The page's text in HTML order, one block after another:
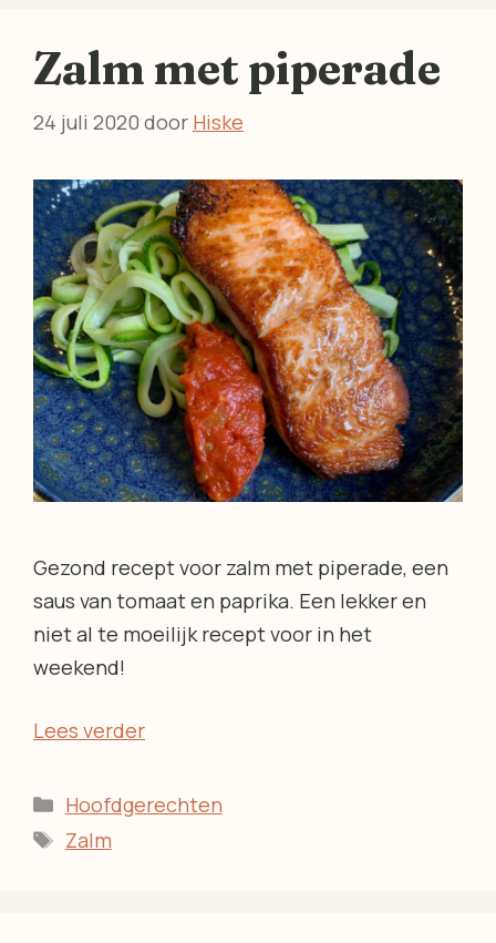
Zalm met piperade
24 juli 2020 door Hiske
Gezond recept voor zalm met piperade, een
saus van tomaat en paprika. Een lekker en
niet al te moeilijk recept voor in het
weekend!
Lees verder
Categorieën
Hoofdgerechten
Tags
Zalm